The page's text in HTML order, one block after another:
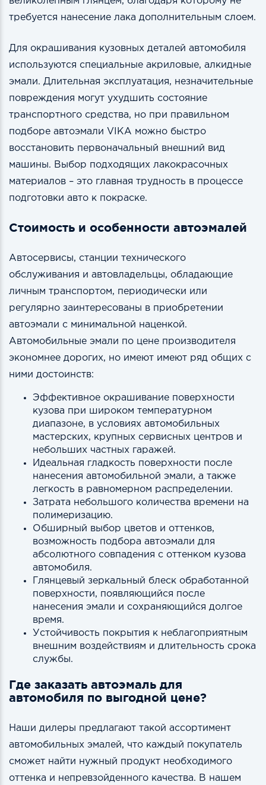
требуется нанесение лака дополнительным слоем.
Для окрашивания кузовных деталей автомобиля
используются специальные акриловые, алкидные
эмали. Длительная эксплуатация, незначительные
повреждения могут ухудшить состояние
транспортного средства, но при правильном
подборе автоэмали VIKA можно быстро
восстановить первоначальный внешний вид
машины. Выбор подходящих лакокрасочных
материалов – это главная трудность в процессе
подготовки авто к покраске.
Стоимость и особенности автоэмалей
Автосервисы, станции технического
обслуживания и автовладельцы, обладающие
личным транспортом, периодически или
регулярно заинтересованы в приобретении
автоэмали с минимальной наценкой.
Автомобильные эмали по цене производителя
экономнее дорогих, но имеют имеют ряд общих с
ними достоинств:
Эффективное окрашивание поверхности
кузова при широком температурном
диапазоне, в условиях автомобильных
мастерских, крупных сервисных центров и
небольших частных гаражей.
Идеальная гладкость поверхности после
нанесения автомобильной эмали, а также
легкость в равномерном распределении.
Затрата небольшого количества времени на
полимеризацию.
Обширный выбор цветов и оттенков,
возможность подбора автоэмали для
абсолютного совпадения с оттенком кузова
автомобиля.
Глянцевый зеркальный блеск обработанной
поверхности, появляющийся после
нанесения эмали и сохраняющийся долгое
время.
Устойчивость покрытия к неблагоприятным
внешним воздействиям и длительность срока
службы.
Где заказать автоэмаль для
автомобиля по выгодной цене?
Наши дилеры предлагают такой ассортимент
автомобильных эмалей, что каждый покупатель
сможет найти нужный продукт необходимого
оттенка и непревзойденного качества. В нашем